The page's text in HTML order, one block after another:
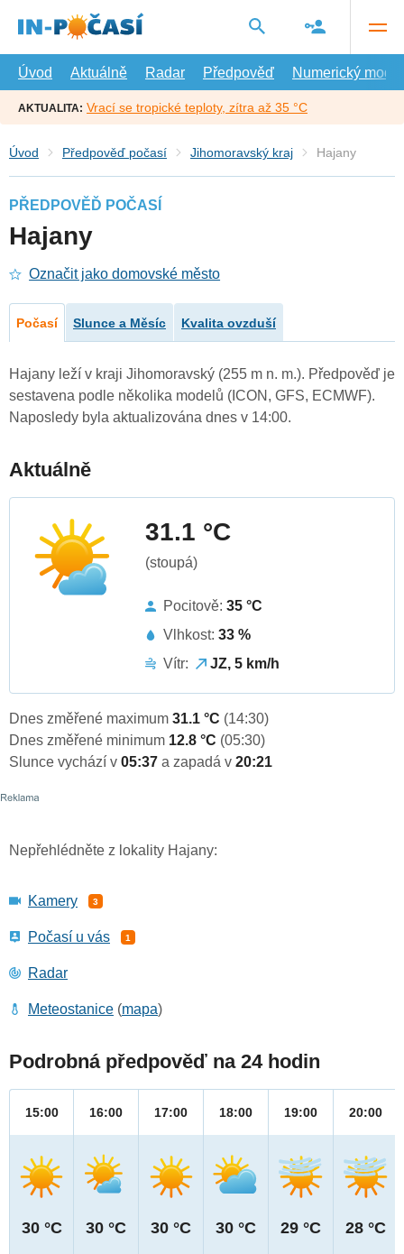
hlavní
Úvod
Aktuálně Radar Předpověď Numerický model
AKTUALITA: Vrací se tropické teploty, zítra až 35 °C
Úvod Předpověď počasí Jihomoravský kraj Hajany
PŘEDPOVĚĎ POČASÍ
Hajany
Označit jako domovské město
Počasí Slunce a Měsíc Kvalita ovzduší
Hajany leží v kraji Jihomoravský (255 m n. m.). Předpověď je
sestavena podle několika modelů (ICON, GFS, ECMWF).
Naposledy byla aktualizována dnes v 14:00.
Aktuálně
31.1 °C
(stoupá)
Pocitově: 35 °C
Vlhkost: 33 %
Vítr:
JZ, 5 km/h
Dnes změřené maximum 31.1 °C (14:30)
Dnes změřené minimum 12.8 °C (05:30)
Slunce vychází v 05:37 a zapadá v 20:21
Nepřehlédněte z lokality Hajany:
Kamery 3
Počasí u vás 1
Radar
Meteostanice (mapa)
Podrobná předpověď na 24 hodin
15:00
30 °C
16:00
30 °C
17:00
30 °C
18:00
30 °C
19:00
29 °C
20:00
28 °C